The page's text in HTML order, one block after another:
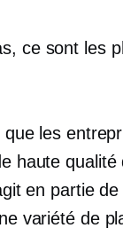
ce sont les
les
haute qualité
en partie
variété de